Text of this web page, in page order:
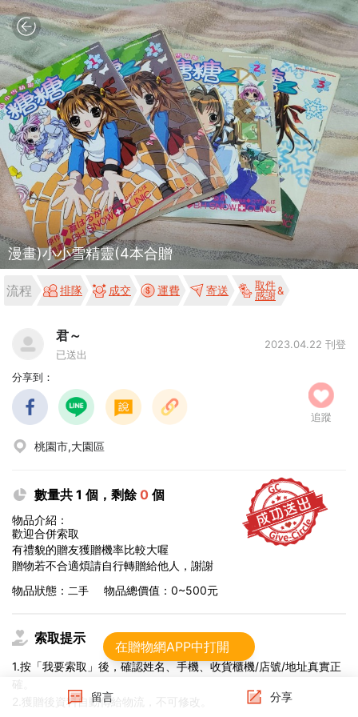
漫畫)小小雪精靈(4本合贈
流程 排隊 成交 運費 寄送
取件
感謝
君～
已送出
2023.04.22 刊登
分享到：
追蹤
桃園市,大園區
數量共 1 個，剩餘0 個
物品介紹：
歡迎合併索取
有禮貌的贈友獲贈機率比較大喔
贈物若不合適煩請自行轉贈給他人，謝謝
物品狀態： 二手 物品總價值：0~500元
索取提示
1.按「我要索取」後，確認姓名、手機、收貨櫃機/店號/地址真實正
確。
2.獲贈後資料自動傳給物流，不可修改。
留言 分享
在贈物網APP中打開